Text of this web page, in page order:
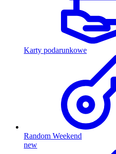
Karty podarunkowe
Random Weekend
new